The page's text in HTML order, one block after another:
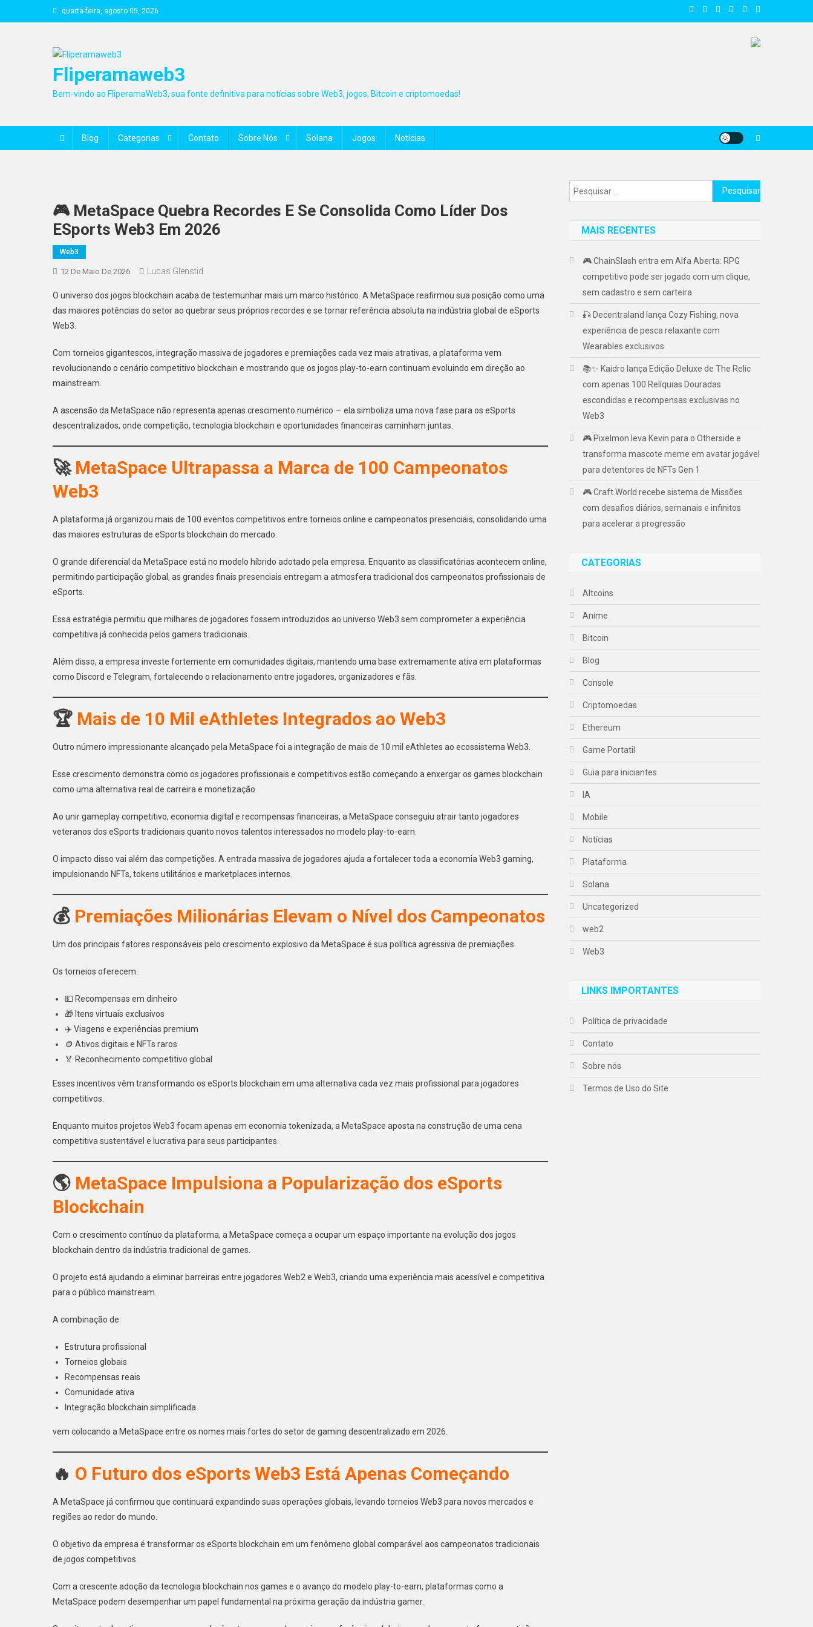
to
quarta-feira, agosto 05, 2026
Fliperamaweb3
Bem-vindo ao FliperamaWeb3, sua fonte definitiva para notícias sobre Web3, jogos, Bitcoin e criptomoedas!
Blog Categorias Contato Sobre Nós Solana Jogos Notícias
🎮 MetaSpace Quebra Recordes E Se Consolida Como Líder Dos
ESports Web3 Em 2026
Web3
12 De Maio De 2026 Lucas Glenstid
O universo dos jogos blockchain acaba de testemunhar mais um marco histórico. A MetaSpace reafirmou sua posição como uma
das maiores potências do setor ao quebrar seus próprios recordes e se tornar referência absoluta na indústria global de eSports
Web3.
Com torneios gigantescos, integração massiva de jogadores e premiações cada vez mais atrativas, a plataforma vem
revolucionando o cenário competitivo blockchain e mostrando que os jogos play-to-earn continuam evoluindo em direção ao
mainstream.
A ascensão da MetaSpace não representa apenas crescimento numérico — ela simboliza uma nova fase para os eSports
descentralizados, onde competição, tecnologia blockchain e oportunidades financeiras caminham juntas.
🚀MetaSpace Ultrapassa a Marca de 100 Campeonatos
Web3
A plataforma já organizou mais de 100 eventos competitivos entre torneios online e campeonatos presenciais, consolidando uma
das maiores estruturas de eSports blockchain do mercado.
O grande diferencial da MetaSpace está no modelo híbrido adotado pela empresa. Enquanto as classificatórias acontecem online,
permitindo participação global, as grandes finais presenciais entregam a atmosfera tradicional dos campeonatos profissionais de
eSports.
Essa estratégia permitiu que milhares de jogadores fossem introduzidos ao universo Web3 sem comprometer a experiência
competitiva já conhecida pelos gamers tradicionais.
Além disso, a empresa investe fortemente em comunidades digitais, mantendo uma base extremamente ativa em plataformas
como Discord e Telegram, fortalecendo o relacionamento entre jogadores, organizadores e fãs.
🏆 Mais de 10 Mil eAthletes Integrados ao Web3
Outro número impressionante alcançado pela MetaSpace foi a integração de mais de 10 mil eAthletes ao ecossistema Web3.
Esse crescimento demonstra como os jogadores profissionais e competitivos estão começando a enxergar os games blockchain
como uma alternativa real de carreira e monetização.
Ao unir gameplay competitivo, economia digital e recompensas financeiras, a MetaSpace conseguiu atrair tanto jogadores
veteranos dos eSports tradicionais quanto novos talentos interessados no modelo play-to-earn.
O impacto disso vai além das competições. A entrada massiva de jogadores ajuda a fortalecer toda a economia Web3 gaming,
impulsionando NFTs, tokens utilitários e marketplaces internos.
💰 Premiações Milionárias Elevam o Nível dos Campeonatos
Um dos principais fatores responsáveis pelo crescimento explosivo da MetaSpace é sua política agressiva de premiações.
Os torneios oferecem:
💵 Recompensas em dinheiro
🎁 Itens virtuais exclusivos
✈️ Viagens e experiências premium
🪙 Ativos digitais e NFTs raros
🏅 Reconhecimento competitivo global
Esses incentivos vêm transformando os eSports blockchain em uma alternativa cada vez mais profissional para jogadores
competitivos.
Enquanto muitos projetos Web3 focam apenas em economia tokenizada, a MetaSpace aposta na construção de uma cena
competitiva sustentável e lucrativa para seus participantes.
🌎 MetaSpace Impulsiona a Popularização dos eSports
Blockchain
Com o crescimento contínuo da plataforma, a MetaSpace começa a ocupar um espaço importante na evolução dos jogos
blockchain dentro da indústria tradicional de games.
O projeto está ajudando a eliminar barreiras entre jogadores Web2 e Web3, criando uma experiência mais acessível e competitiva
para o público mainstream.
A combinação de:
Estrutura profissional
Torneios globais
Recompensas reais
Comunidade ativa
Integração blockchain simplificada
vem colocando a MetaSpace entre os nomes mais fortes do setor de gaming descentralizado em 2026.
🔥 O Futuro dos eSports Web3 Está Apenas Começando
A MetaSpace já confirmou que continuará expandindo suas operações globais, levando torneios Web3 para novos mercados e
regiões ao redor do mundo.
O objetivo da empresa é transformar os eSports blockchain em um fenômeno global comparável aos campeonatos tradicionais
de jogos competitivos.
Com a crescente adoção da tecnologia blockchain nos games e o avanço do modelo play-to-earn, plataformas como a
MetaSpace podem desempenhar um papel fundamental na próxima geração da indústria gamer.
Pesquisar
por:
MAIS RECENTES
🎮 ChainSlash entra em Alfa Aberta: RPG
competitivo pode ser jogado com um clique,
sem cadastro e sem carteira
🎣 Decentraland lança Cozy Fishing, nova
experiência de pesca relaxante com
Wearables exclusivos
📚✨ Kaidro lança Edição Deluxe de The Relic
com apenas 100 Relíquias Douradas
escondidas e recompensas exclusivas no
Web3
🎮 Pixelmon leva Kevin para o Otherside e
transforma mascote meme em avatar jogável
para detentores de NFTs Gen 1
🎮 Craft World recebe sistema de Missões
com desafios diários, semanais e infinitos
para acelerar a progressão
CATEGORIAS
Altcoins
Anime
Bitcoin
Blog
Console
Criptomoedas
Ethereum
Game Portatil
Guia para iniciantes
IA
Mobile
Notícias
Plataforma
Solana
Uncategorized
web2
Web3
LINKS IMPORTANTES
Política de privacidade
Contato
Sobre nós
Termos de Uso do Site